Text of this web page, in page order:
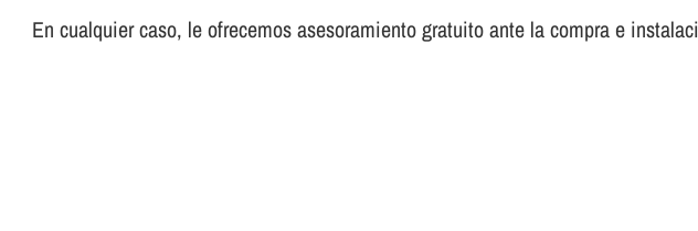
En cualquier caso, le ofrecemos asesoramiento gratuito ante la compra e